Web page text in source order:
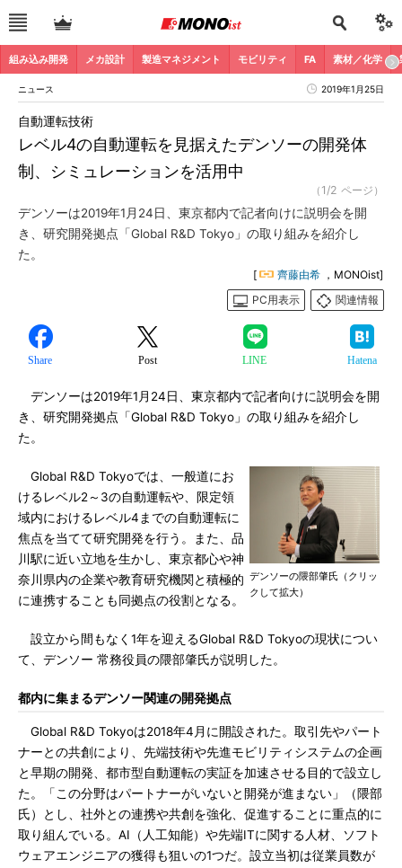
組み込み開発 メカ設計 製造マネジメント モビリティ FA 素材／化学
ニュース 2019年1月25日
レベル4の自動運転を見据えたデンソーの開発体
制、シミュレーションを活用中
自動運転技術
（1/2 ページ）
デンソーは2019年1月24日、東京都内で記者向けに説明会を開
き、研究開発拠点「Global R&D Tokyo」の取り組みを紹介し
た。
[ 齊藤由希 ，MONOist]
PC用表示
関連情報
Share Post LINE Hatena
デンソーは2019年1月24日、東京都内で記者向けに説明会を開
き、研究開発拠点「Global R&D Tokyo」の取り組みを紹介し
た。
デンソーの隈部肇氏（クリッ
クして拡大）
Global R&D Tokyoでは、一般道にお
けるレベル2～3の自動運転や、限定領
域内におけるレベル4までの自動運転に
焦点を当てて研究開発を行う。また、品
川駅に近い立地を生かし、東京都心や神
奈川県内の企業や教育研究機関と積極的
に連携することも同拠点の役割となる。
設立から間もなく1年を迎えるGlobal R&D Tokyoの現状につい
て、デンソー 常務役員の隈部肇氏が説明した。
都内に集まるデンソー関連の開発拠点
Global R&D Tokyoは2018年4月に開設された。取引先やパート
ナーとの共創により、先端技術や先進モビリティシステムの企画
と早期の開発、都市型自動運転の実証を加速させる目的で設立し
た。「この分野はパートナーがいないと開発が進まない」（隈部
氏）とし、社外との連携や共創を強化、促進することに重点的に
取り組んでいる。AI（人工知能）や先端ITに関する人材、ソフト
ウェアエンジニアの獲得も狙いの1つだ。設立当初は従業員数が